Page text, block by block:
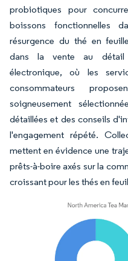
probiotiques pour
boissons fonctionnelles
résurgence du thé en
dans la vente au détail
électronique, où les
consommateurs
soigneusement
détaillées et des conseils
l'engagement répété.
mettent en évidence une
prêts-à-boire axés sur la
croissant pour les thés en